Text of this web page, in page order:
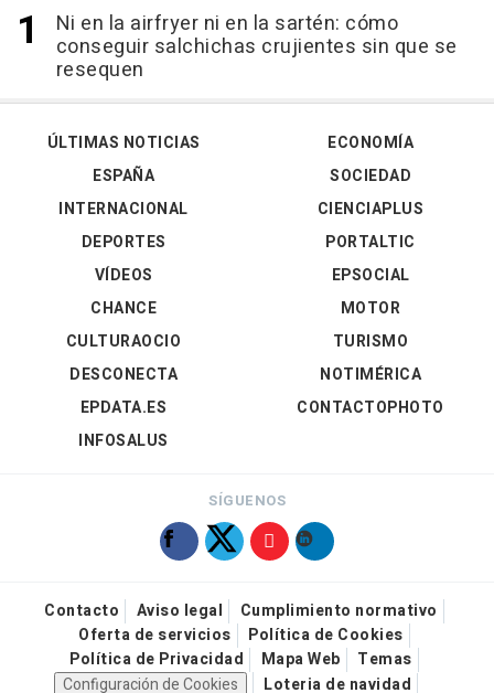
Ni en la airfryer ni en la sartén: cómo
conseguir salchichas crujientes sin que se
resequen
ÚLTIMAS NOTICIAS
ESPAÑA
INTERNACIONAL
DEPORTES
VÍDEOS
ECONOMÍA
SOCIEDAD
CIENCIAPLUS
PORTALTIC
EPSOCIAL
CHANCE
CULTURAOCIO
DESCONECTA
EPDATA.ES
INFOSALUS
MOTOR
TURISMO
NOTIMÉRICA
CONTACTOPHOTO
SÍGUENOS
Contacto Aviso legal
Cumplimiento normativo
Oferta de servicios
Política de Cookies
Política de Privacidad
Mapa Web
Temas
Configuración de Cookies
Loteria de navidad